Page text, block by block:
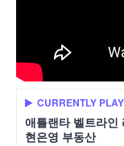
CURRENTLY
애틀랜타 벨트라인
현은영 부동산